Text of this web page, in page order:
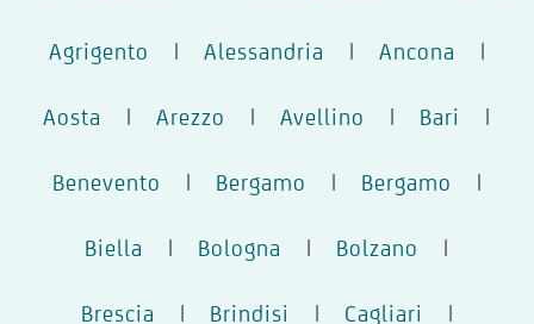
Agrigento | Alessandria | Ancona |
Aosta | Arezzo | Avellino | Bari |
Benevento | Bergamo | Bergamo |
Biella | Bologna | Bolzano |
Brescia | Brindisi | Cagliari |